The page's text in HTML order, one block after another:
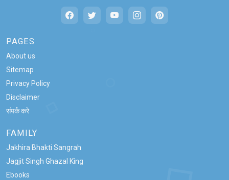
PAGES
About us
Sitemap
Privacy Policy
Disclaimer
संपर्क करे
FAMILY
Jakhira Bhakti Sangrah
Jagjit Singh Ghazal King
Ebooks